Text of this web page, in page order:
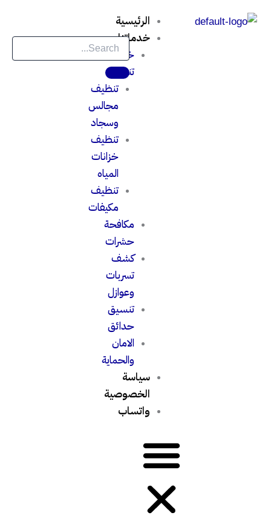
الرئيسية
خدماتنا
خدمات
تنظيف
تنظيف
مجالس
وسجاد
تنظيف
خزانات
المياه
تنظيف
مكيفات
مكافحة
حشرات
كشف
تسربات
وعوازل
تنسيق
حدائق
الامان
والحماية
سياسة
الخصوصية
واتساب